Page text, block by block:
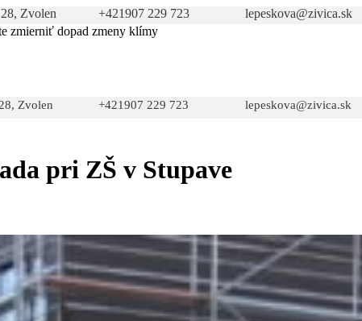
Zvolen +421907 229 723 lepeskova@zivica.sk
zmierniť dopad zmeny klímy
Zvolen +421907 229 723 lepeskova@zivica.sk
pri ZŠ v Stupave